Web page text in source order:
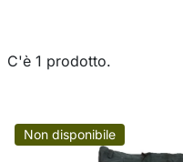
C'è 1 prodotto.
Non disponibile